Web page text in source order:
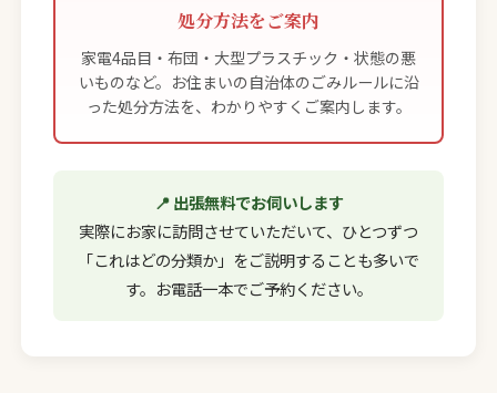
処分方法をご案内
家電4品目・布団・大型プラスチック・状態の悪
いものなど。お住まいの自治体のごみルールに沿
った処分方法を、わかりやすくご案内します。
📍 出張無料でお伺いします
実際にお家に訪問させていただいて、ひとつずつ
「これはどの分類か」をご説明することも多いで
す。お電話一本でご予約ください。